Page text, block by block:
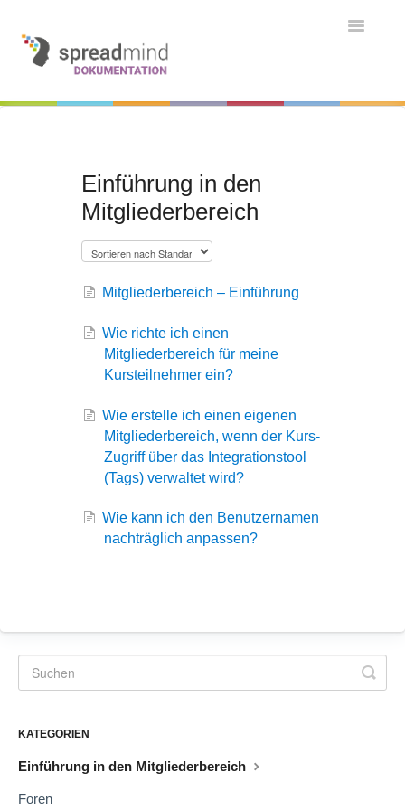
Toggle
Einführung in den
Mitgliederbereich
Mitgliederbereich – Einführung
Wie richte ich einen
Mitgliederbereich für meine
Kursteilnehmer ein?
Wie erstelle ich einen eigenen
Mitgliederbereich, wenn der Kurs-
Zugriff über das Integrationstool
(Tags) verwaltet wird?
Wie kann ich den Benutzernamen
nachträglich anpassen?
KATEGORIEN
Einführung in den Mitgliederbereich
Foren